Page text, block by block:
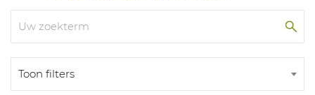
Toon filters